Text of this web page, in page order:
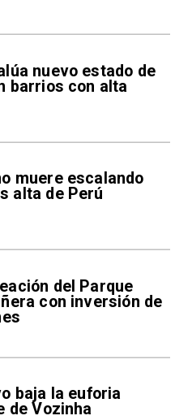
nuevo estado de
barrios con alta
muere escalando
alta de Perú
del Parque
con inversión de
baja la euforia
de Vozinha